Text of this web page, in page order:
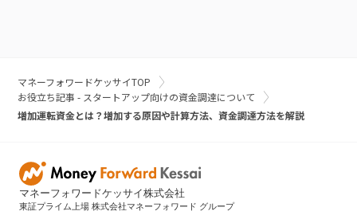
マネーフォワードケッサイTOP
お役立ち記事 - スタートアップ向けの資金調達について
増加運転資金とは？増加する原因や計算方法、資金調達方法を解説
マネーフォワードケッサイ株式会社
東証プライム上場 株式会社マネーフォワード グループ